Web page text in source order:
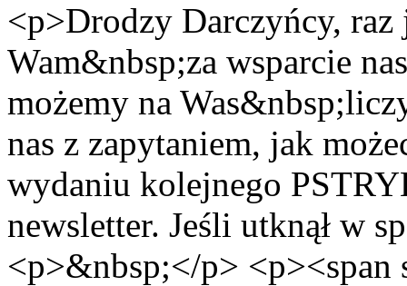
<p>Drodzy Darczyńcy, raz
Wam&nbsp;za wsparcie
możemy na
nas z zapytaniem, jak
wydaniu kolejnego
newsletter. Jeśli utknął w
<p>&nbsp;</p>